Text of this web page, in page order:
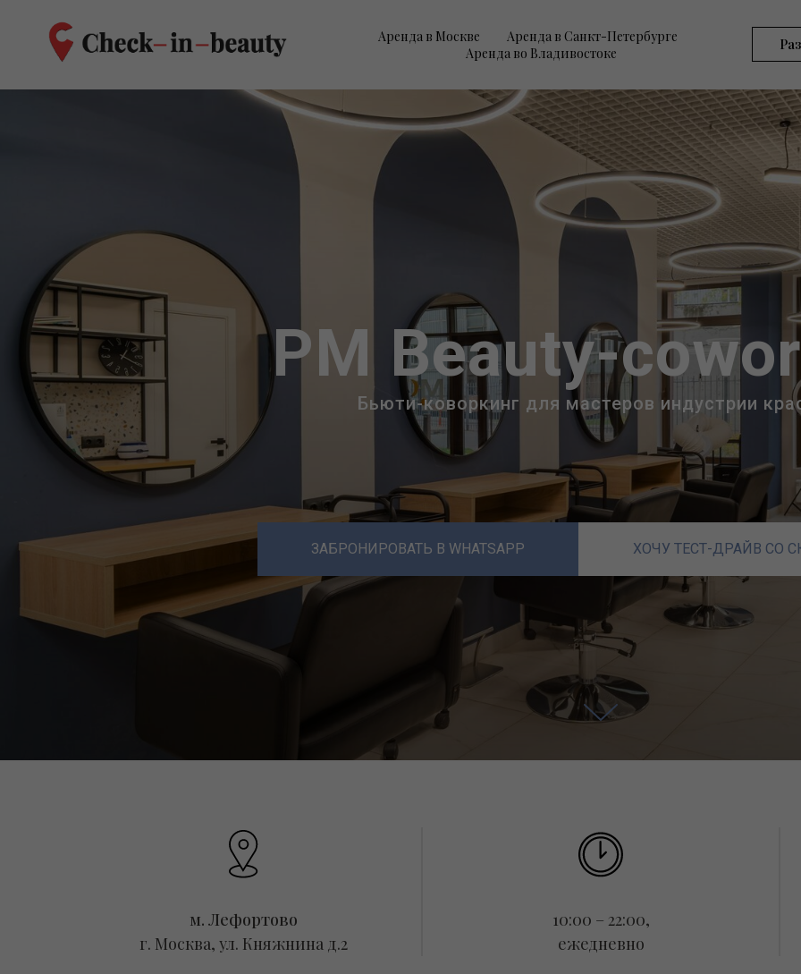
Аренда в Москве
Аренда в Санкт-Петербурге
Аренда во Владивостоке
PM Вeauty-
Бьюти-коворкинг для мастеров индустрии
ЗАБРОНИРОВАТЬ В WHATSAPP ХОЧУ ТЕСТ-ДРАЙВ СО
м. Лефортово
г. Москва, ул. Княжнина д.2
10:00 – 22:00,
ежедневно